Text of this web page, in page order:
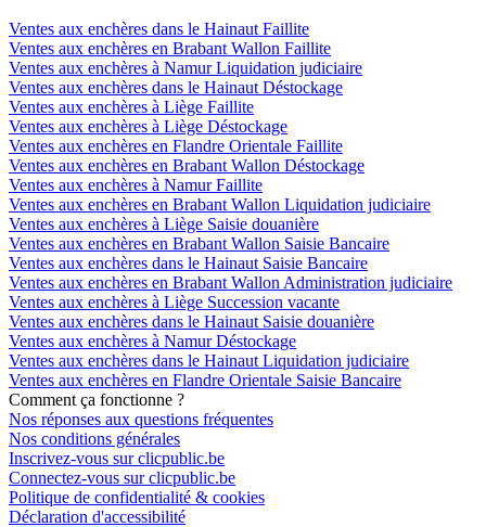
Ventes aux enchères dans le Hainaut Faillite
Ventes aux enchères en Brabant Wallon Faillite
Ventes aux enchères à Namur Liquidation judiciaire
Ventes aux enchères dans le Hainaut Déstockage
Ventes aux enchères à Liège Faillite
Ventes aux enchères à Liège Déstockage
Ventes aux enchères en Flandre Orientale Faillite
Ventes aux enchères en Brabant Wallon Déstockage
Ventes aux enchères à Namur Faillite
Ventes aux enchères en Brabant Wallon Liquidation judiciaire
Ventes aux enchères à Liège Saisie douanière
Ventes aux enchères en Brabant Wallon Saisie Bancaire
Ventes aux enchères dans le Hainaut Saisie Bancaire
Ventes aux enchères en Brabant Wallon Administration judiciaire
Ventes aux enchères à Liège Succession vacante
Ventes aux enchères dans le Hainaut Saisie douanière
Ventes aux enchères à Namur Déstockage
Ventes aux enchères dans le Hainaut Liquidation judiciaire
Ventes aux enchères en Flandre Orientale Saisie Bancaire
Comment ça fonctionne ?
Nos réponses aux questions fréquentes
Nos conditions générales
Inscrivez-vous sur clicpublic.be
Connectez-vous sur clicpublic.be
Politique de confidentialité & cookies
Déclaration d'accessibilité